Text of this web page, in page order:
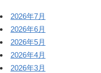
2026年7月
2026年6月
2026年5月
2026年4月
2026年3月